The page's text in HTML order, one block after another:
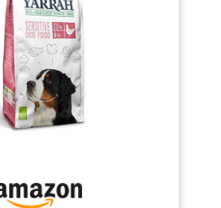
pour chat stérilisé favorise une
votre chat grâce à un mélange
des prébiotiques et de la pulpe de
SOUCIE DES CHATS ET DE LA
exigeant avec les ingrédients de
elles sont garanties sans
OGM, sans colorants ou arômes
blé. Les sacs sont recyclables